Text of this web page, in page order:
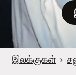
இலக்குகள் ›